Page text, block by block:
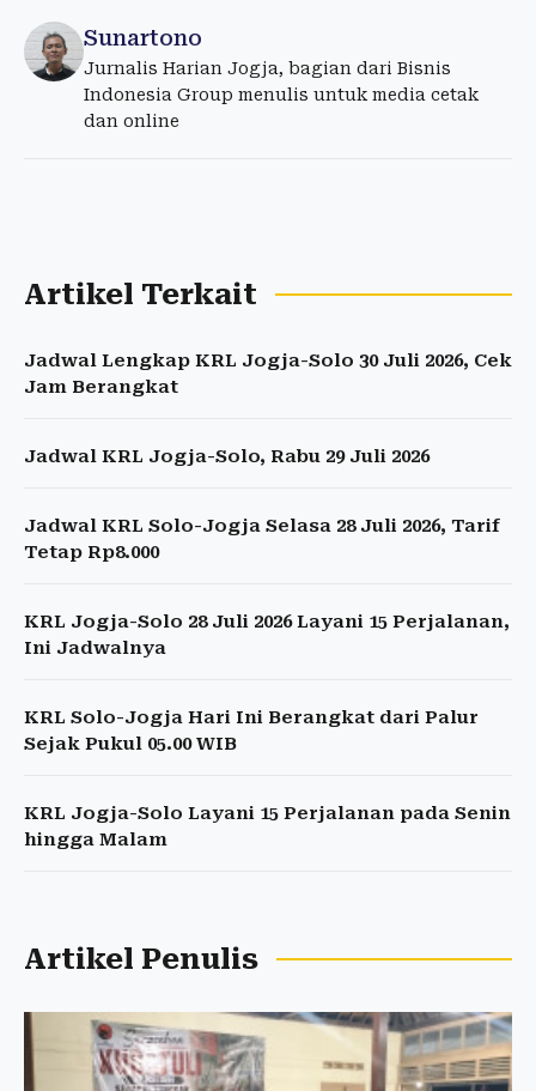
Sunartono
Jurnalis Harian Jogja, bagian dari Bisnis
Indonesia Group menulis untuk media cetak
dan online
Artikel Terkait
Jadwal Lengkap KRL Jogja-Solo 30 Juli 2026, Cek
Jam Berangkat
Jadwal KRL Jogja-Solo, Rabu 29 Juli 2026
Jadwal KRL Solo-Jogja Selasa 28 Juli 2026, Tarif
Tetap Rp8.000
KRL Jogja-Solo 28 Juli 2026 Layani 15 Perjalanan,
Ini Jadwalnya
KRL Solo-Jogja Hari Ini Berangkat dari Palur
Sejak Pukul 05.00 WIB
KRL Jogja-Solo Layani 15 Perjalanan pada Senin
hingga Malam
Artikel Penulis